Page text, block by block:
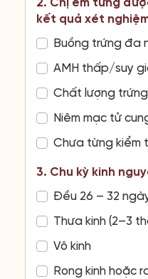
2. Chị em từng
kết quả xét
Buồng trứng đa
AMH thấp/suy
Chất lượng
Niêm mạc tử
Chưa từng kiểm
3. Chu kỳ kinh
Đều 26 – 32
Thưa kinh (2–3
Vô kinh
Rong kinh hoặc